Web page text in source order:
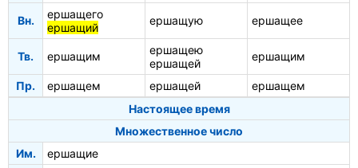
Вн.
ершащего
ершащий
ершащую ершащее
Тв. ершащим
ершащею
ершащей
ершащим
Пр. ершащем ершащей
ершащем
Настоящее время
Множественное число
Им.
ершащие